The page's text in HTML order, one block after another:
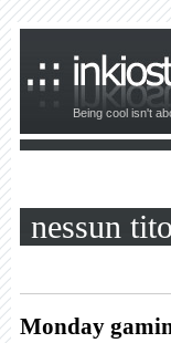
Being cool isn't
nessun
Monday